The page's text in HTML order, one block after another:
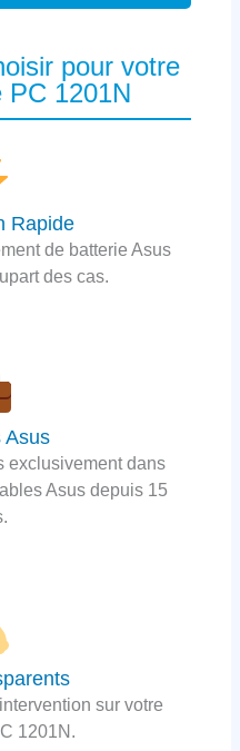
pour votre
PC 1201N
Rapide
de batterie Asus
des cas.
Asus
exclusivement dans
Asus depuis 15
sur votre
1201N.